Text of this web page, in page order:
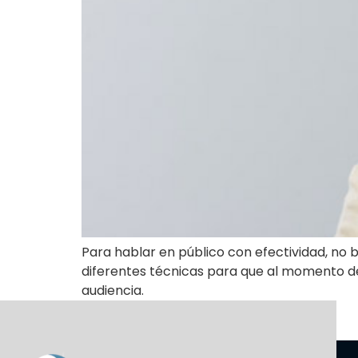
Para hablar en público con efectividad,
diferentes técnicas para que al momento
audiencia.